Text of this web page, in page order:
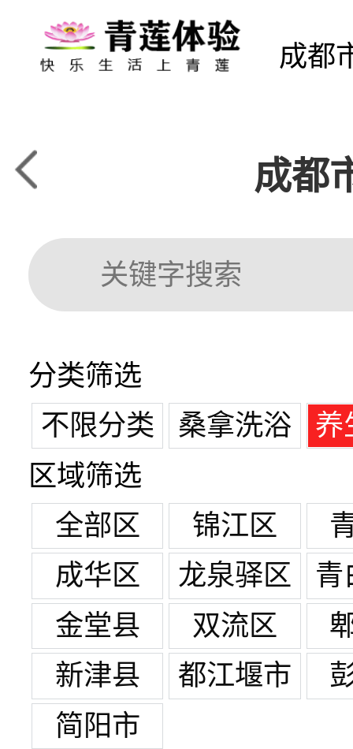
成都
成都
分类筛选
不限分类
桑拿洗浴
养
区域筛选
全部区
锦江区
成华区
龙泉驿区
青
金堂县
双流区
新津县
都江堰市
简阳市